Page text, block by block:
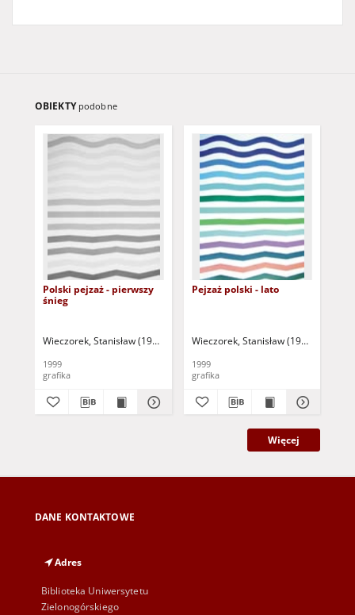
OBIEKTY podobne
Polski pejzaż - pierwszy
śnieg
Wieczorek, Stanisław (1943- )
1999
grafika
Pejzaż polski - lato
Wieczorek, Stanisław (1943- )
1999
grafika
Więcej
DANE KONTAKTOWE
Adres
Biblioteka Uniwersytetu
Zielonogórskiego